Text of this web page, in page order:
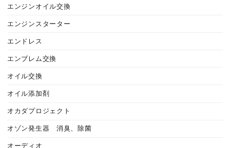
エンジンオイル交換
エンジンスターター
エンドレス
エンブレム交換
オイル交換
オイル添加剤
オカダプロジェクト
オゾン発生器 消臭、除菌
オーディオ